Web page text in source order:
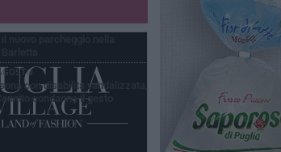
con disabilità vandalizzata,
condanna il gesto